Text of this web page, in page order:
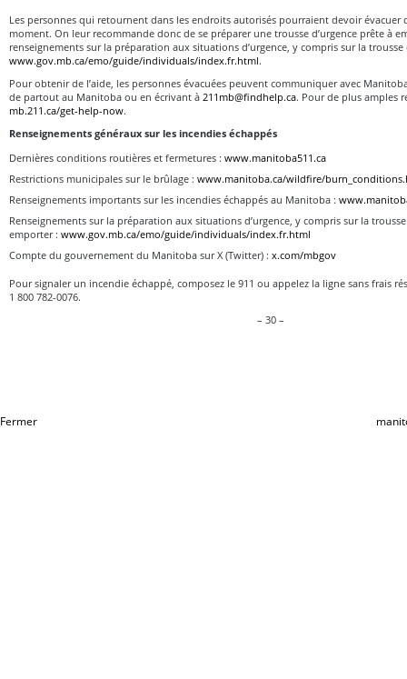
Les personnes qui retournent dans les endroits autorisés pourraient devoir évacuer
moment. On leur recommande donc de se préparer une trousse d’urgence prête à
renseignements sur la préparation aux situations d’urgence, y compris sur la trousse
www.gov.mb.ca/emo/guide/individuals/index.fr.html.
Pour obtenir de l’aide, les personnes évacuées peuvent communiquer avec
de partout au Manitoba ou en écrivant à 211mb@findhelp.ca. Pour de plus amples
mb.211.ca/get-help-now.
Renseignements généraux sur les incendies échappés
Dernières conditions routières et fermetures : www.manitoba511.ca
Restrictions municipales sur le brûlage : www.manitoba.ca/wildfire/
Renseignements importants sur les incendies échappés au Manitoba :
Renseignements sur la préparation aux situations d’urgence, y compris sur la
emporter : www.gov.mb.ca/emo/guide/individuals/index.fr.html
Compte du gouvernement du Manitoba sur X (Twitter) : x.com/mbgov
Pour signaler un incendie échappé, composez le 911 ou appelez la ligne sans frais
1 800 782-0076.
– 30 –
Fermer